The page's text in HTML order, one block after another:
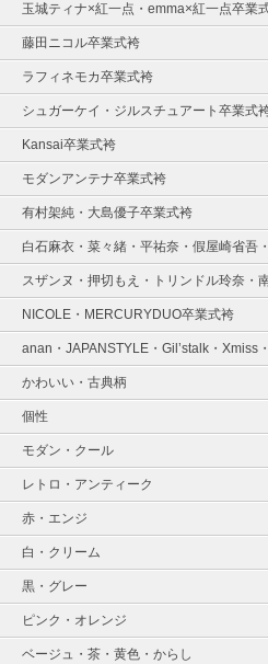
玉城ティナ×紅一点・emma×紅一点卒業
藤田ニコル卒業式袴
ラフィネモカ卒業式袴
シュガーケイ・ジルスチュアート卒業式
Kansai卒業式袴
モダンアンテナ卒業式袴
有村架純・大島優子卒業式袴
白石麻衣・菜々緒・平祐奈・假屋崎省吾
スザンヌ・押切もえ・トリンドル玲奈・
NICOLE・MERCURYDUO卒業式袴
anan・JAPANSTYLE・Gil’stalk・
かわいい・古典柄
個性
モダン・クール
レトロ・アンティーク
赤・エンジ
白・クリーム
黒・グレー
ピンク・オレンジ
ベージュ・茶・黄色・からし